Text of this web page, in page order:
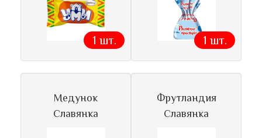
1 шт. 1 шт.
Медунок
Славянка
Фрутландия
Славянка